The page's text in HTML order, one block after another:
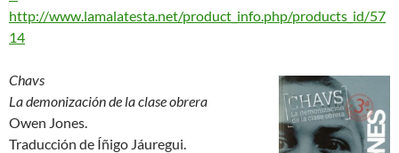
http://www.lamalatesta.net/product_info.php/products_id/57
14
Chavs
La demonización de la clase obrera
Owen Jones.
Traducción de Íñigo Jáuregui.